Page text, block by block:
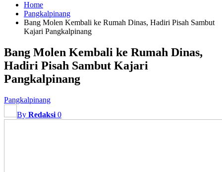
Home
Pangkalpinang
Bang Molen Kembali ke Rumah Dinas, Hadiri Pisah Sambut
Kajari Pangkalpinang
Bang Molen Kembali ke Rumah Dinas,
Hadiri Pisah Sambut Kajari
Pangkalpinang
Pangkalpinang
By Redaksi 0